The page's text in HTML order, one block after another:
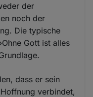
der
noch der
Die typische
Gott ist alles
dass er sein
verbindet,